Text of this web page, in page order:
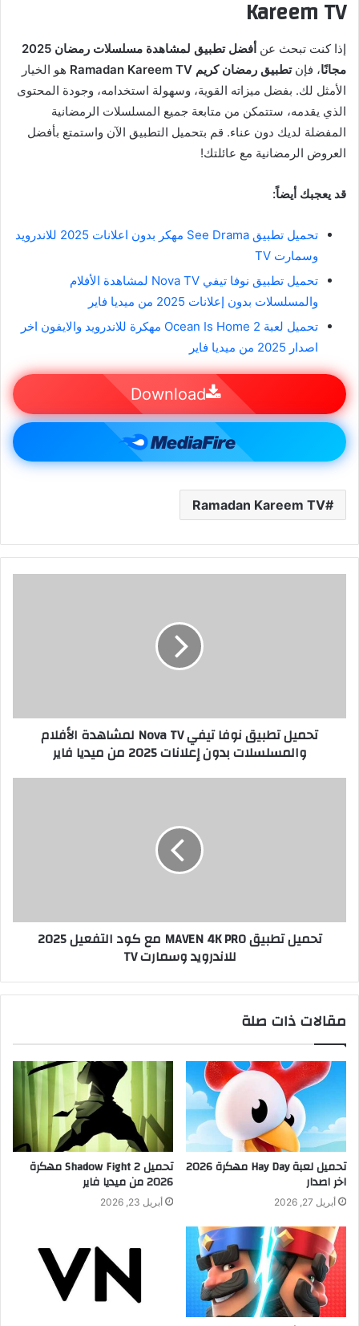
Kareem TV
إذا كنت تبحث عن
أفضل تطبيق لمشاهدة مسلسلات رمضان 2025
مجانًا، فإنتطبيق رمضان كريم Ramadan Kareem TV
هو الخيار
الأمثل لك. بفضل ميزاته القوية، وسهولة استخدامه، وجودة المحتوى
الذي يقدمه، ستتمكن من متابعة جميع المسلسلات الرمضانية
المفضلة لديك دون عناء. قم بتحميل التطبيق الآن واستمتع بأفضل
العروض الرمضانية مع عائلتك!
قد يعجبك أيضاً:
تحميل تطبيق See Drama مهكر بدون اعلانات 2025 للاندرويد
وسمارت TV
تحميل تطبيق نوفا تيفي Nova TV لمشاهدة الأفلام
والمسلسلات بدون إعلانات 2025 من ميديا فاير
تحميل لعبة Ocean Is Home 2 مهكرة للاندرويد والايفون اخر
اصدار 2025 من ميديا فاير
Download
Ramadan Kareem TV
تحميل تطبيق نوفا تيفي Nova TV لمشاهدة الأفلام
والمسلسلات بدون إعلانات 2025 من ميديا فاير
تحميل تطبيق MAVEN 4K PRO مع كود التفعيل 2025
للاندرويد وسمارت TV
مقالات ذات صلة
تحميل لعبة Hay Day مهكرة 2026
اخر اصدار
أبريل 27, 2026
تحميل Shadow Fight 2 مهكرة
2026 من ميديا فاير
أبريل 23, 2026